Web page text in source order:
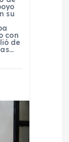
su
con
de